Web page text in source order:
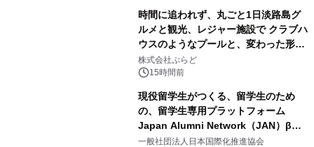
時間に追われず、丸ごと1日淡路島グ
ルメと観光、レジャー施設で クラブハ
ウスのようなプールと、変わった形の
サウナも 「THE BOXY AWAJI」のお
得な素泊まり連泊プランで
株式会社ぷらど
15時間前
現役留学生がつくる、留学生のため
の、留学生専用プラットフォーム
Japan Alumni Network（JAN）β版
をリリース
一般社団法人日本国際化推進協会